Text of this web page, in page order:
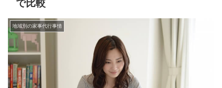
で比較
地域別の家事代行事情